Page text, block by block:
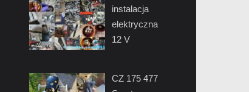
instalacja
elektryczna
12 V
CZ 175 477